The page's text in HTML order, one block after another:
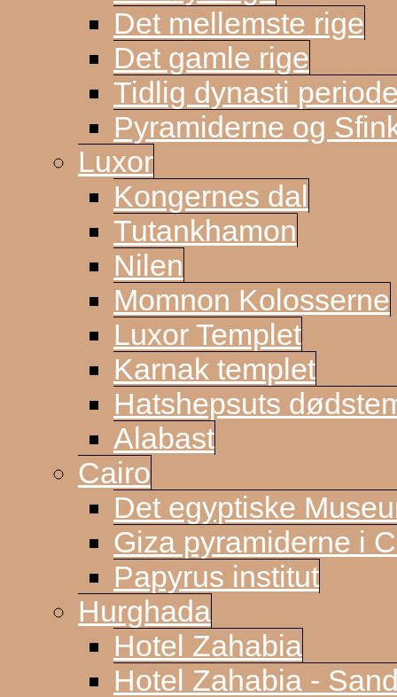
Det mellemste rige
Det gamle rige
Tidlig dynasti
Pyramiderne og
Luxor
Kongernes dal
Tutankhamon
Nilen
Momnon Kolosserne
Luxor Templet
Karnak templet
Hatshepsuts
Alabast
Cairo
Det egyptiske
Giza pyramiderne i
Papyrus institut
Hurghada
Hotel Zahabia
Hotel Zahabia -